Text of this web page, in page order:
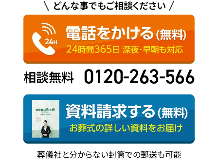
どんな事でもご相談ください
相談無料 0120-263-566
葬儀社と分からない封筒での郵送も可能